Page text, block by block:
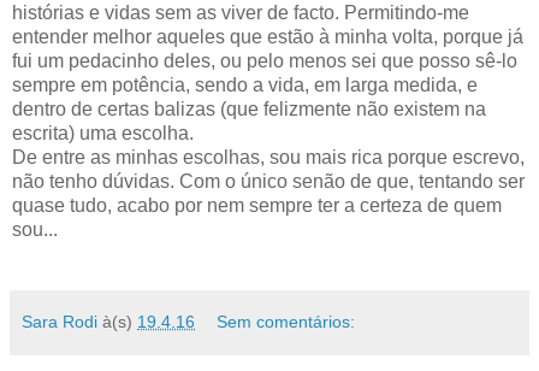
histórias e vidas sem as viver de facto. Permitindo-me
entender melhor aqueles que estão à minha volta, porque já
fui um pedacinho deles, ou pelo menos sei que posso sê-lo
sempre em potência, sendo a vida, em larga medida, e
dentro de certas balizas (que felizmente não existem na
escrita) uma escolha.
De entre as minhas escolhas, sou mais rica porque escrevo,
não tenho dúvidas. Com o único senão de que, tentando ser
quase tudo, acabo por nem sempre ter a certeza de quem
sou...
Sara Rodi à(s) 19.4.16 Sem comentários: